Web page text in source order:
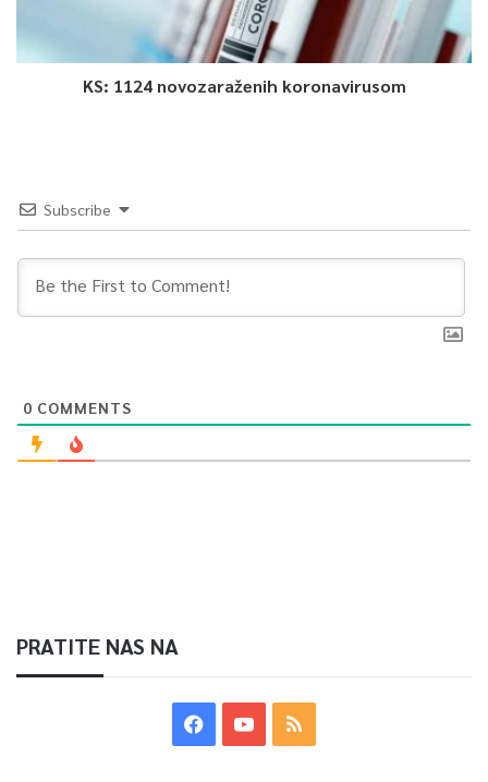
0
Article Rating
KS: 1124 novozaraženih koronavirusom
Subscribe
0 COMMENTS
PRATITE NAS NA